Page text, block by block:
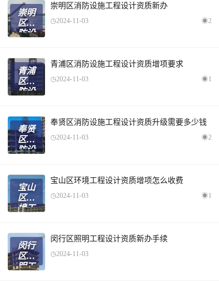
收
崇明
区消
防设
计资
质新
办
崇明区消防设施工程设计资质新办
2024-11-03 2
青浦
区消
防设
计资
质增
项要
求
青浦区消防设施工程设计资质增项要求
2024-11-03 1
奉贤
区消
防设
计资
质升
级需
要多
奉贤区消防设施工程设计资质升级需要多少钱
2024-11-03 2
宝山
区环
境工
质增
项怎
么收
费
宝山区环境工程设计资质增项怎么收费
2024-11-03 1
闵行
区照
明工
闵行区照明工程设计资质新办手续
2024-11-03